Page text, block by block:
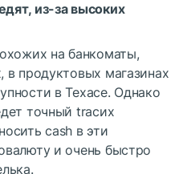
из-за высоких
на банкоматы,
в продуктовых магазинах
в Техасе. Однако
точный tracих
cash в эти
и очень быстро